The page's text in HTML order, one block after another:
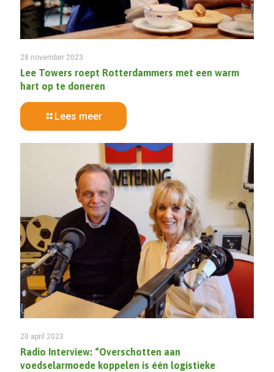
28 november 2023
Lee Towers roept Rotterdammers met een warm
hart op te doneren
Lees meer
20 april 2023
Radio Interview: “Overschotten aan
voedselarmoede koppelen is één logistieke